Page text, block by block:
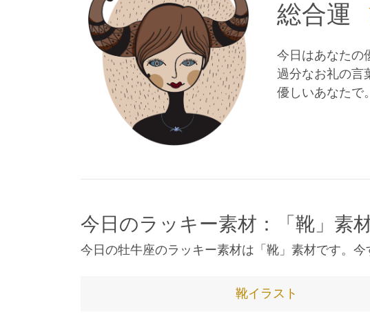
総合運
今日はあなたの
過分なお礼の言
優しいあなたで。
今日のラッキー素材：「靴」素
今日の牡牛座のラッキー素材は「靴」素材です。
靴イラスト